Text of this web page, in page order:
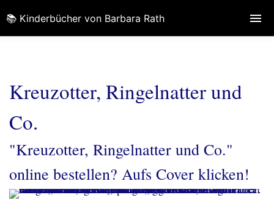
Kreuzotter, Ringelnatter und
Co.
"Kreuzotter, Ringelnatter und Co."
online bestellen? Aufs Cover klicken!
📚 Kinderbücher von Barbara Rath